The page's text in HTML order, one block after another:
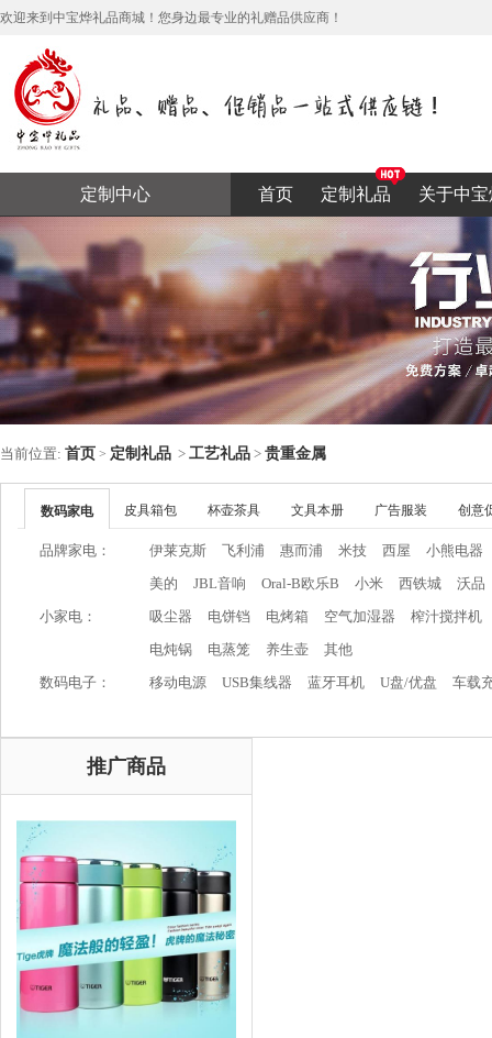
欢迎来到中宝烨礼品商城！您身边最专业的礼赠品供应商！
定制中心 首页 定制礼品 关于中宝
当前位置: 首页 > 定制礼品 > 工艺礼品 > 贵重金属
数码家电 皮具箱包 杯壶茶具 文具本册 广告服装 创意
品牌家电： 伊莱克斯 飞利浦 惠而浦 米技 西屋
小熊电器
美的
JBL音响 Oral-B欧乐B 小米 西铁城
沃品
小家电：
吸尘器 电饼铛 电烤箱 空气加湿器
榨汁搅拌机
电炖锅
电蒸笼 养生壶
其他
数码电子：
移动电源 USB集线器 蓝牙耳机 U盘/优盘 车载
推广商品